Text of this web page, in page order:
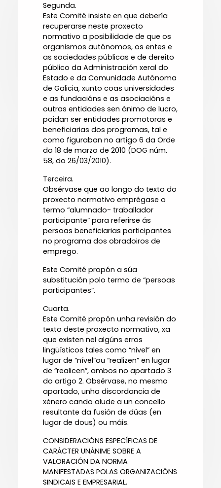
Segunda.
Este Comité insiste en que debería
recuperarse neste proxecto
normativo a posibilidade de que os
organismos autónomos, os entes e
as sociedades públicas e de dereito
público da Administración xeral do
Estado e da Comunidade Autónoma
de Galicia, xunto coas universidades
e as fundacións e as asociacións e
outras entidades sen ánimo de lucro,
poidan ser entidades promotoras e
beneficiarias dos programas, tal e
como figuraban no artigo 6 da Orde
do 18 de marzo de 2010 (DOG núm.
58, do 26/03/2010).
Terceira.
Obsérvase que ao longo do texto do
proxecto normativo emprégase o
termo “alumnado- traballador
participante” para referirse ás
persoas beneficiarias participantes
no programa dos obradoiros de
emprego.
Este Comité propón a súa
substitución polo termo de “persoas
participantes”.
Cuarta.
Este Comité propón unha revisión do
texto deste proxecto normativo, xa
que existen nel algúns erros
lingüísticos tales como “nivel” en
lugar de “nível”ou “realizen” en lugar
de “realicen”, ambos no apartado 3
do artigo 2. Obsérvase, no mesmo
apartado, unha discordancia de
xénero cando alude a un concello
resultante da fusión de dúas (en
lugar de dous) ou máis.
CONSIDERACIÓNS ESPECÍFICAS DE
CARÁCTER UNÁNIME SOBRE A
VALORACIÓN DA NORMA
MANIFESTADAS POLAS ORGANIZACIÓNS
SINDICAIS E EMPRESARIAL.